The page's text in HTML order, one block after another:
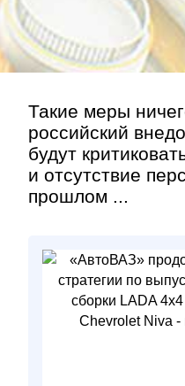
Такие меры
российский
будут
и отсутствие
прошлом ...